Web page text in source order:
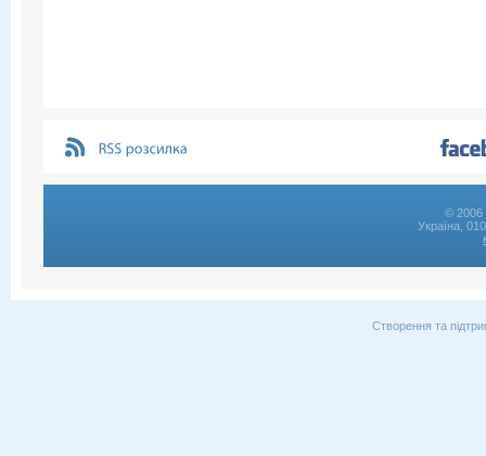
© 2006
Україна,
Створення та